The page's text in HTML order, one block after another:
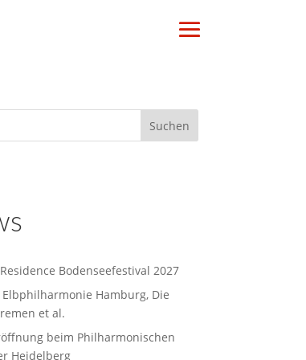
Bodenseefestival 2027
Hamburg, Die
et al.
beim Philharmonischen
Heidelberg